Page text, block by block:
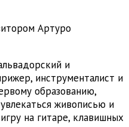
Артуро
и
инструменталист и
образованию,
живописью и
на гитаре, клавишных